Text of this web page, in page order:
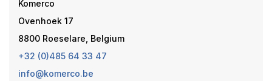
Komerco
Ovenhoek 17
8800 Roeselare, Belgium
+32 (0)485 64 33 47
info@komerco.be